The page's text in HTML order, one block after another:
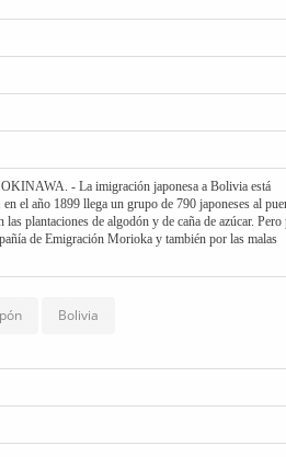
- La imigración japonesa a Bolivia está
el año 1899 llega un grupo de 790 japoneses al
plantaciones de algodón y de caña de azúcar. Pero
de Emigración Morioka y también por las malas
estos grupos de emigrantes buscaron otros países
grupo de personas se sintió atraído por las
Bolivia